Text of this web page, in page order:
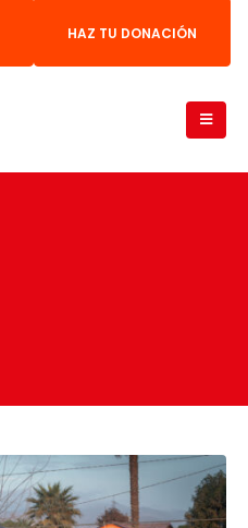
HAZ TU DONACIÓN